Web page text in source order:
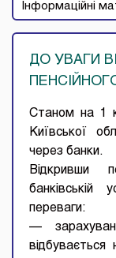
Інформаційні
ДО УВАГИ
Станом на 1
Київської
через банки.
Відкривши
банківській
переваги:
—
відбувається